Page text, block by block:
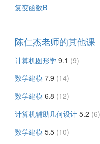
复变函数B
陈仁杰老师的其他课
计算机图形学 9.1 (9)
数学建模 7.9 (14)
数学建模 6.8 (12)
计算机辅助几何设计 5.2 (6)
数学建模 5.5 (10)